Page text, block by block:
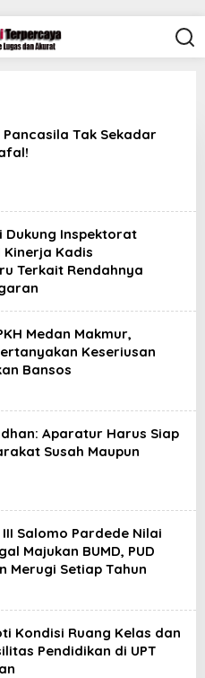
Tak Sekadar
Dukung Inspektorat
Kinerja Kadis
Terkait Rendahnya
Medan Makmur,
Keseriusan
Bansos
Aparatur Harus Siap
Susah Maupun
Salomo Pardede Nilai
Majukan BUMD, PUD
Merugi Setiap Tahun
Kondisi Ruang Kelas dan
Pendidikan di UPT